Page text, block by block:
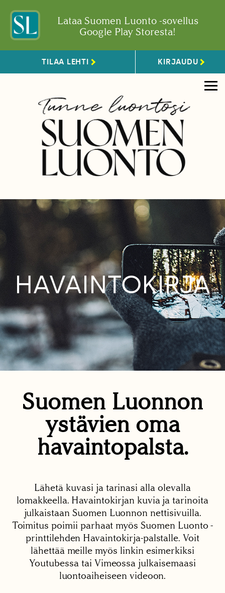
Lataa Suomen Luonto -sovellus
Google Play Storesta!
TILAA LEHTI KIRJAUDU
HAVAINTOKIRJA
Suomen Luonnon
ystävien oma
havaintopalsta.
Lähetä kuvasi ja tarinasi alla olevalla
lomakkeella. Havaintokirjan kuvia ja tarinoita
julkaistaan Suomen Luonnon nettisivuilla.
Toimitus poimii parhaat myös Suomen Luonto -
printtilehden Havaintokirja-palstalle. Voit
lähettää meille myös linkin esimerkiksi
Youtubessa tai Vimeossa julkaisemaasi
luontoaiheiseen videoon.